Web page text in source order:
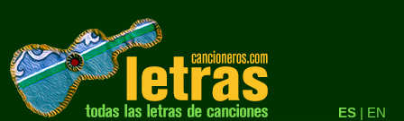
ES | EN